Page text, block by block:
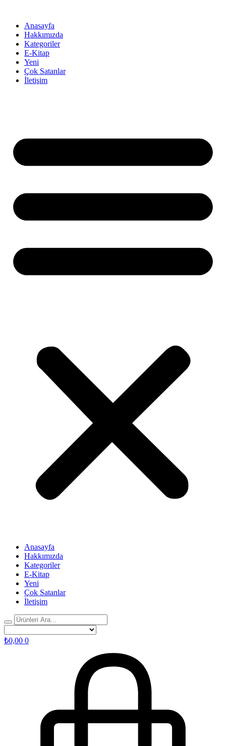
Anasayfa
Hakkımızda
Kategoriler
E-Kitap
Yeni
Çok Satanlar
İletişim
Anasayfa
Hakkımızda
Kategoriler
E-Kitap
Yeni
Çok Satanlar
İletişim
₺0,00 0